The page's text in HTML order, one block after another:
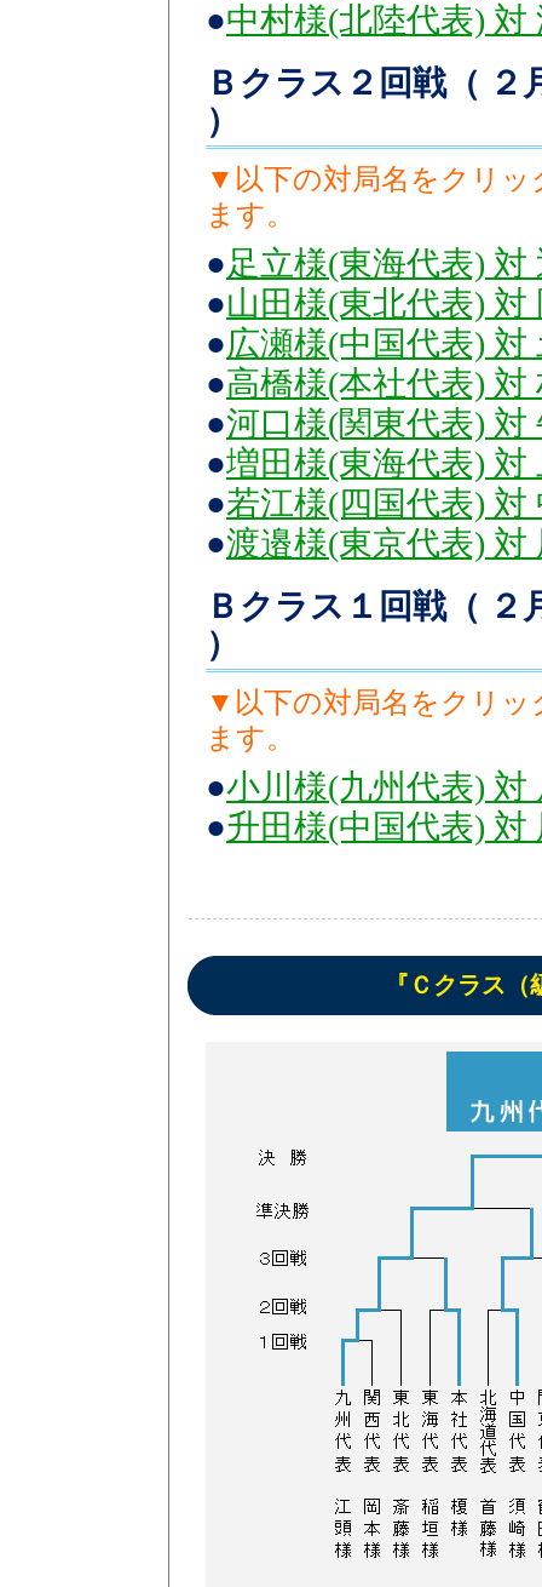
●中村様(北陸代表) 対
Ｂクラス２回戦（ ２
）
▼以下の対局名をクリッ
ます。
●足立様(東海代表)
●山田様(東北代表) 対
●広瀬様(中国代表)
●高橋様(本社代表) 対
●河口様(関東代表) 対
●増田様(東海代表) 対
●若江様(四国代表) 対
●渡邉様(東京代表) 対
Ｂクラス１回戦（ ２
）
▼以下の対局名をクリッ
ます。
●小川様(九州代表) 対
●升田様(中国代表) 対
『Ｃクラス